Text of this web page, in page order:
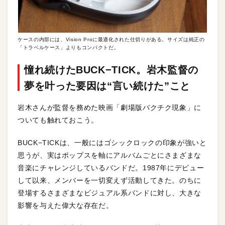
ケースの内部には、Vision Proに最適化された仕切りがある。サイズは純正の
「トラベルケース」よりもコンパクトだ。
憧れ続けたBUCK−TICK。岩木監督の
夢を叶った要因は“言い続けた”こと
岩木さんが監督を務めた映画「劇場版バクチク現象」に
ついても触れておこう。
BUCK−TICKは、一般にはゴシックロックの印象が強いと
思うが、実はポップスを軸にアルバムごとにさまざまな
音楽にチャレンジしているバンドだ。1987年にデビュー
して以来、メンバーを一切変えず活動してきた。のちに
登場するさまざまなビジュアル系バンドに対し、大きな
影響を与えた偉大な存在だ。